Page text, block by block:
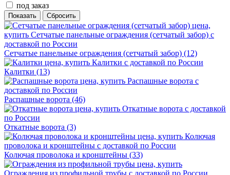
под заказ
Сетчатые панельные ограждения (сетчатый забор) (12)
Калитки (13)
Распашные ворота (46)
Откатные ворота (3)
Колючая проволока и кронштейны (33)